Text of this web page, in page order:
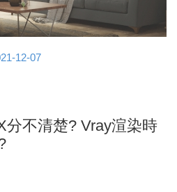
12-07
分不清楚? Vray渲染時